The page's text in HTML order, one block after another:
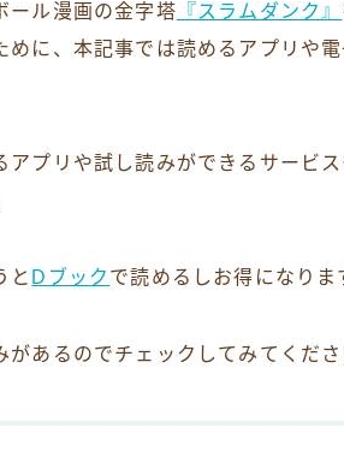
ール漫画の金字塔 『スラムダンク』
めに、本記事では読めるアプリや
アプリや試し読みができるサービ
と Dブック で読めるしお得になりま
があるのでチェックしてみてくださ